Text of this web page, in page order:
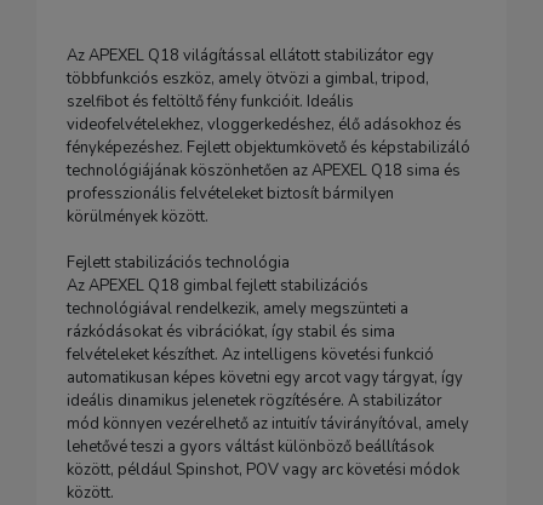
Az APEXEL Q18 világítással ellátott stabilizátor egy
többfunkciós eszköz, amely ötvözi a gimbal, tripod,
szelfibot és feltöltő fény funkcióit. Ideális
videofelvételekhez, vloggerkedéshez, élő adásokhoz és
fényképezéshez. Fejlett objektumkövető és képstabilizáló
technológiájának köszönhetően az APEXEL Q18 sima és
professzionális felvételeket biztosít bármilyen
körülmények között.
Fejlett stabilizációs technológia
Az APEXEL Q18 gimbal fejlett stabilizációs
technológiával rendelkezik, amely megszünteti a
rázkódásokat és vibrációkat, így stabil és sima
felvételeket készíthet. Az intelligens követési funkció
automatikusan képes követni egy arcot vagy tárgyat, így
ideális dinamikus jelenetek rögzítésére. A stabilizátor
mód könnyen vezérelhető az intuitív távirányítóval, amely
lehetővé teszi a gyors váltást különböző beállítások
között, például Spinshot, POV vagy arc követési módok
között.